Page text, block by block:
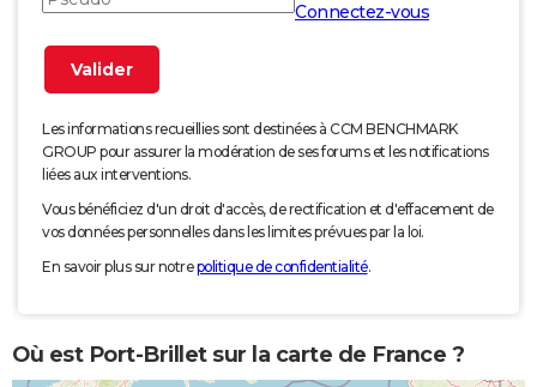
Connectez-vous
Les informations recueillies sont destinées à CCM BENCHMARK
GROUP pour assurer la modération de ses forums et les notifications
liées aux interventions.
Vous bénéficiez d'un droit d'accès, de rectification et d'effacement de
vos données personnelles dans les limites prévues par la loi.
En savoir plus sur notrepolitique de confidentialité.
Où est Port-Brillet sur la carte de France ?